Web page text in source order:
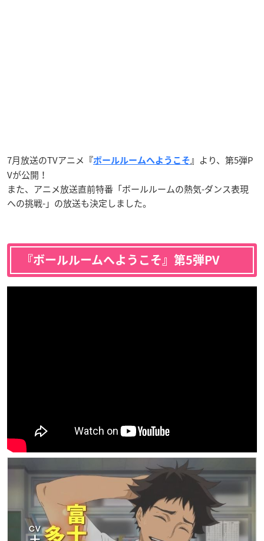
7月放送のTVアニメ 『ボールルームへようこそ 』
より、第5弾P
Vが公開！
また、アニメ放送直前特番「ボールルームの熱気-ダンス表現
への挑戦-」の放送も決定しました。
『ボールルームへようこそ』第5弾PV